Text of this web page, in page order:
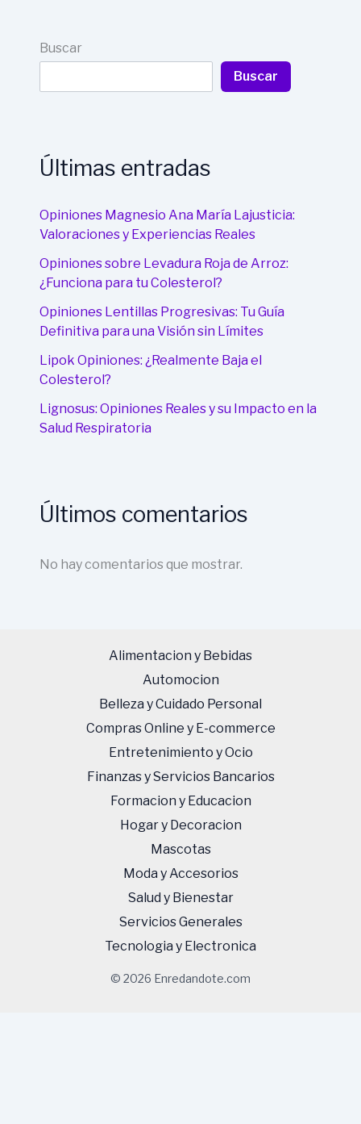
Buscar
Buscar
Últimas entradas
Opiniones Magnesio Ana María Lajusticia:
Valoraciones y Experiencias Reales
Opiniones sobre Levadura Roja de Arroz:
¿Funciona para tu Colesterol?
Opiniones Lentillas Progresivas: Tu Guía
Definitiva para una Visión sin Límites
Lipok Opiniones: ¿Realmente Baja el
Colesterol?
Lignosus: Opiniones Reales y su Impacto en la
Salud Respiratoria
Últimos comentarios
No hay comentarios que mostrar.
Alimentacion y Bebidas
Automocion
Belleza y Cuidado Personal
Compras Online y E-commerce
Entretenimiento y Ocio
Finanzas y Servicios Bancarios
Formacion y Educacion
Hogar y Decoracion
Mascotas
Moda y Accesorios
Salud y Bienestar
Servicios Generales
Tecnologi­a y Electronica
© 2026 Enredandote.com